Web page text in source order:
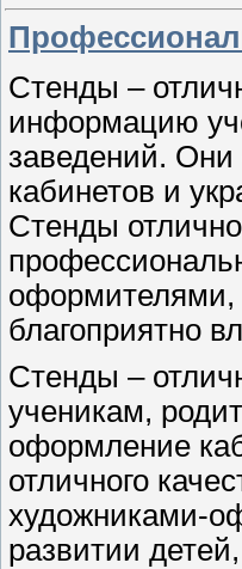
Стенды –
информацию
заведений.
кабинетов и
Стенды
оформителями,
благоприятно
Стенды –
ученикам,
оформление
отличного
художниками-
развитии